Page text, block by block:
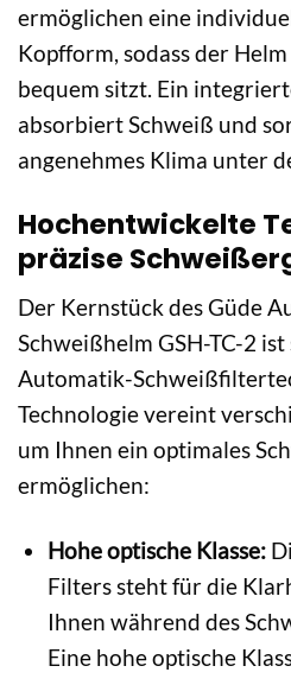
ermöglichen eine
Kopfform, sodass der
bequem sitzt. Ein
absorbiert Schweiß und
angenehmes Klima unter
Hochentwickelte
präzise
Der Kernstück des Güde
Schweißhelm GSH-TC-2
Automatik-
Technologie vereint
um Ihnen ein optimales
ermöglichen:
Hohe optische Klasse:
Filters steht für die
Ihnen während des
Eine hohe optische